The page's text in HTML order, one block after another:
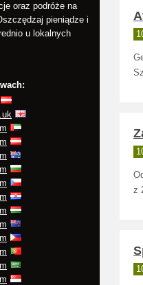
oraz podróże na
pieniądze i
u lokalnych
z